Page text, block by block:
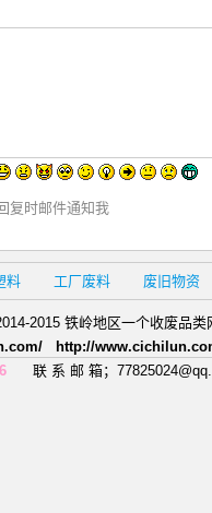
复时邮件通知我
废旧物资
工厂废料
料
2015 铁岭地区一个收废品
http://
联 系 邮 箱；